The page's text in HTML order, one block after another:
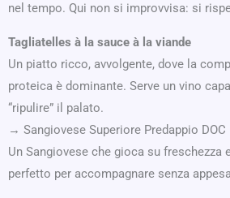
nel tempo. Qui non si improvvisa: si
Tagliatelles à la sauce à la viande
Un piatto ricco, avvolgente, dove la
proteica è dominante. Serve un vino
“ripulire” il palato.
→ Sangiovese Superiore Predappio
Un Sangiovese che gioca su freschezza
perfetto per accompagnare senza